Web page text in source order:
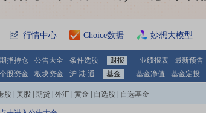
行情中心 Choice数据 妙想大模型
期指持仓 公告大全 条件选股 财报 业绩报表 最新预告
个股资金 板块资金 沪 港 通 基金 基金净值 基金定投
股 美股 期货 外汇 黄金 自选股 自选基金